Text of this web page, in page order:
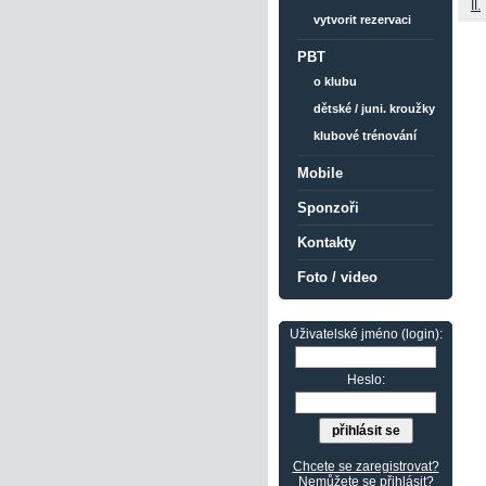
vytvorit rezervaci
PBT
o klubu
dětské / juni. kroužky
klubové trénování
Mobile
Sponzoři
Kontakty
Foto / video
Uživatelské jméno (login):
Heslo:
Chcete se zaregistrovat?
Nemůžete se přihlásit?
II.